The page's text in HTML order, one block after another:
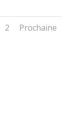
2 Prochaine